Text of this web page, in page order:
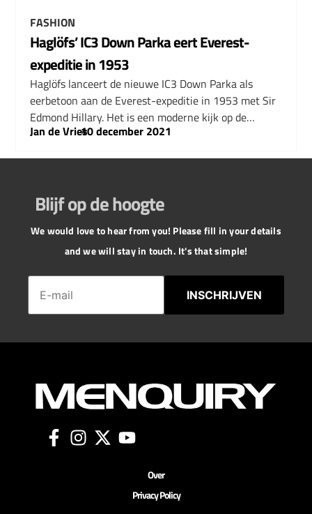
FASHION
Haglöfs’ IC3 Down Parka eert Everest-
expeditie in 1953
Haglöfs lanceert de nieuwe IC3 Down Parka als
eerbetoon aan de Everest-expeditie in 1953 met Sir
Edmond Hillary. Het is een moderne kijk op de…
Jan de Vries
–
10 december 2021
Blijf op de hoogte
We would love to hear from you! Please fill in your details
and we will stay in touch. It's that simple!
INSCHRIJVEN
Over
Privacy Policy